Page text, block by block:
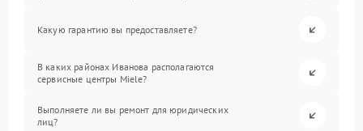
Какую гарантию вы предоставляете?
В каких районах Иванова располагаются
сервисные центры Miele?
Выполняете ли вы ремонт для юридических
лиц?